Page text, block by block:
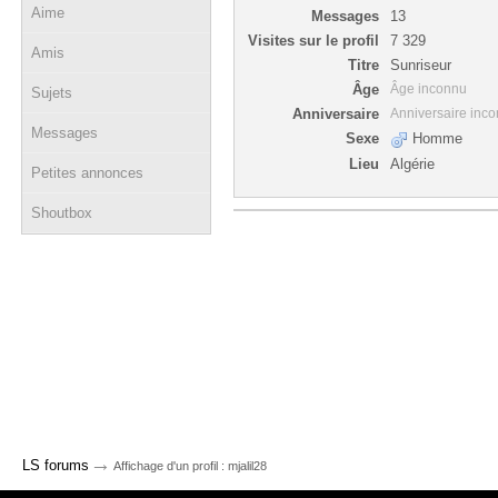
Aime
Amis
Sujets
Messages
Petites annonces
Shoutbox
Messages
13
Visites sur le profil
7 329
Titre
Sunriseur
Âge
Âge inconnu
Anniversaire Anniversaire
Sexe
Homme
Lieu
Algérie
LS forums → Affichage d'un profil : mjalil28